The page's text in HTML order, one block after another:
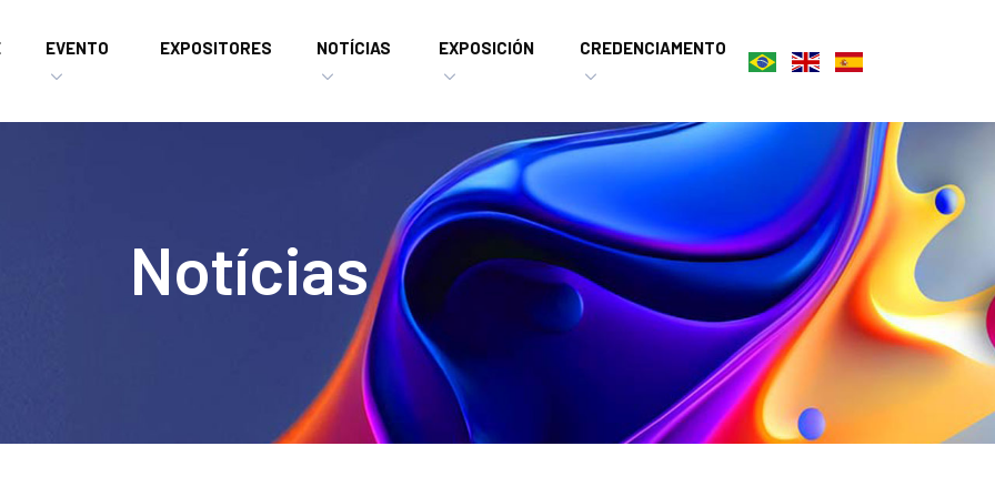
EVENTO EXPOSITORES NOTÍCIAS EXPOSICIÓN CREDENCIAMENTO
Notícias